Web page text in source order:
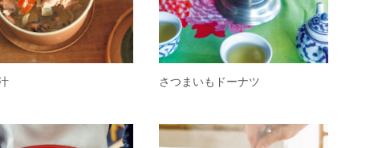
さつまいもドーナツ